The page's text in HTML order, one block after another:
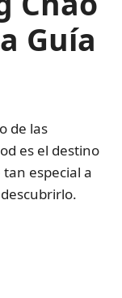
Guía
de las
es el destino
especial a